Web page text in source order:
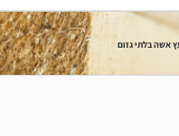
אשה בלתי גזום